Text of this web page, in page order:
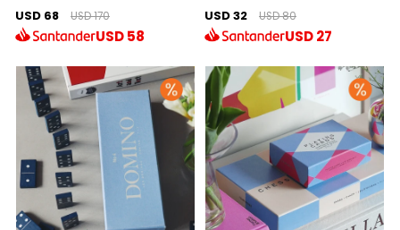
USD 68 USD 170
USD58
USD 32 USD 80
USD27